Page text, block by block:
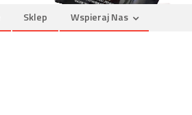
Sklep Wspieraj Nas